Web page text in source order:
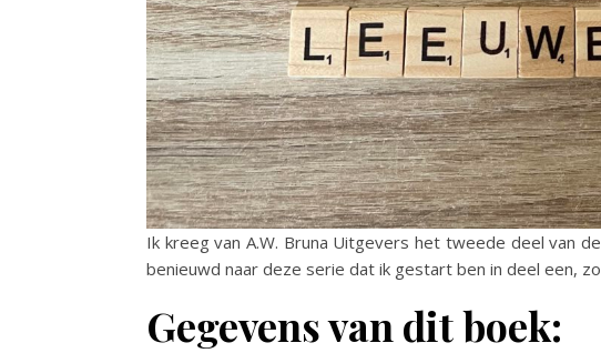
Ik kreeg van A.W. Bruna Uitgevers het tweede deel van
benieuwd naar deze serie dat ik gestart ben in deel een,
Gegevens van dit boek: